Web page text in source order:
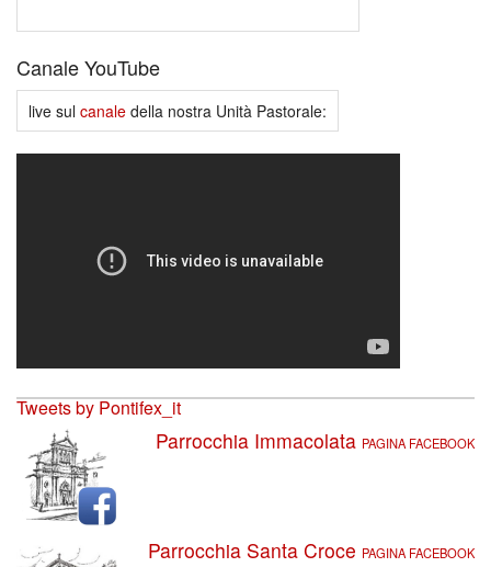
Canale YouTube
live sul canale della nostra Unità Pastorale:
Tweets by Pontifex_it
Parrocchia Immacolata PAGINA FACEBOOK
Parrocchia Santa Croce PAGINA FACEBOOK